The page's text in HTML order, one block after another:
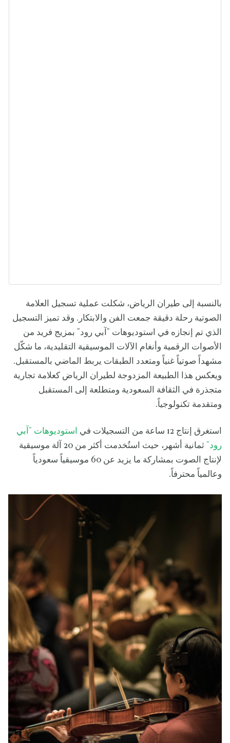
بالنسبة إلى طيران الرياض، شكلت عملية تسجيل العلامة
الصوتية رحلة دقيقة جمعت الفن والابتكار. وقد تميز التسجيل
الذي تم إنجازه في استوديوهات "آبي رود" بمزيج فريد من
الأصوات الرقمية وأنغام الآلات الموسيقية التقليدية، ما شكّل
مشهداً صوتياً غنياً ومتعدد الطبقات يربط الماضي بالمستقبل.
ويعكس هذا الطبيعة المزدوجة لطيران الرياض كعلامة تجارية
متجذرة في الثقافة السعودية ومتطلعة إلى المستقبل
ومتقدمة تكنولوجياً.
استغرق إنتاج 12 ساعة من التسجيلات في
استوديوهات "آبي
رود"
ثمانية أشهر، حيث استُخدمت أكثر من 20 آلة موسيقية
لإنتاج الصوت بمشاركة ما يزيد عن 60 موسيقياً سعودياً
وعالمياً محترفاً.